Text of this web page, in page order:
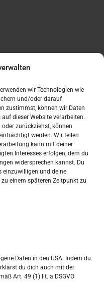
wir Technologien wie
und/oder darauf
zustimmst, können wir Daten
dieser Website verarbeiten.
zurückziehst, können
werden. Wir teilen
kann mit deiner
Interesses erfolgen, dem du
widersprechen kannst. Du
einzuwilligen und deine
einem späteren Zeitpunkt zu
Daten in den USA. Indem du
du dich auch mit der
Art. 49 (1) lit. a DSGVO
Njemačka?
F S S